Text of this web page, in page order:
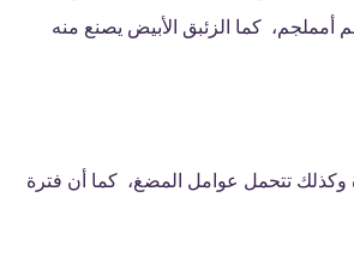
كما الزئبق الأبيض يصنع منه
وكذلك تتحمل عوامل المضغ، كما أن فترة